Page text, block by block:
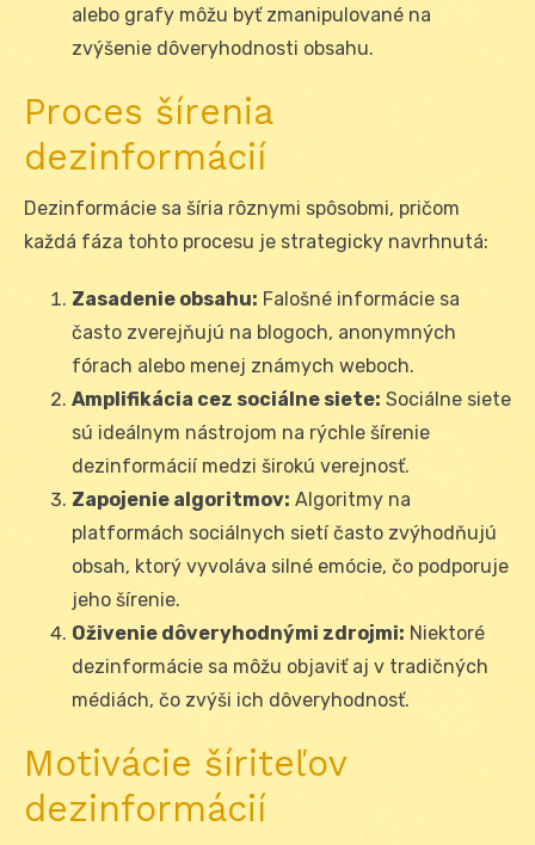
alebo grafy môžu byť zmanipulované na
zvýšenie dôveryhodnosti obsahu.
Proces šírenia
dezinformácií
Dezinformácie sa šíria rôznymi spôsobmi, pričom
každá fáza tohto procesu je strategicky navrhnutá:
Zasadenie obsahu: Falošné informácie sa
často zverejňujú na blogoch, anonymných
fórach alebo menej známych weboch.
Amplifikácia cez sociálne siete: Sociálne siete
sú ideálnym nástrojom na rýchle šírenie
dezinformácií medzi širokú verejnosť.
Zapojenie algoritmov: Algoritmy na
platformách sociálnych sietí často zvýhodňujú
obsah, ktorý vyvoláva silné emócie, čo podporuje
jeho šírenie.
Oživenie dôveryhodnými zdrojmi: Niektoré
dezinformácie sa môžu objaviť aj v tradičných
médiách, čo zvýši ich dôveryhodnosť.
Motivácie šíriteľov
dezinformácií